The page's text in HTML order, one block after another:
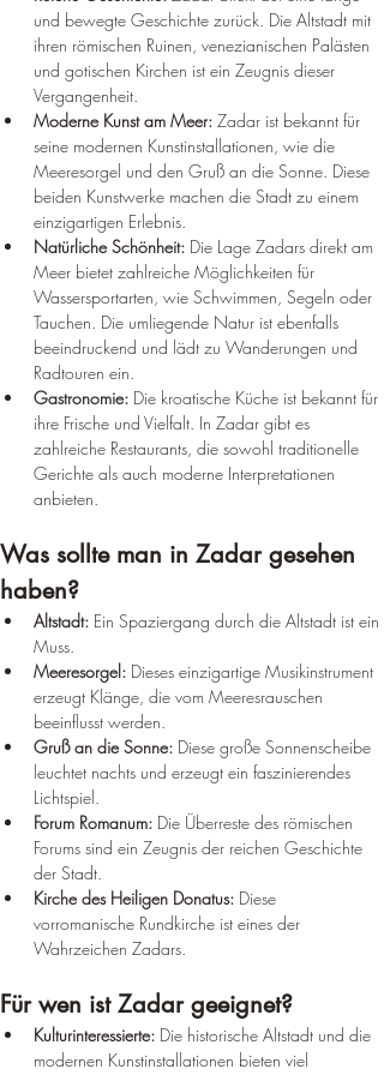
und bewegte Geschichte zurück. Die Altstadt mit
ihren römischen Ruinen, venezianischen Palästen
und gotischen Kirchen ist ein Zeugnis dieser
Vergangenheit.
Moderne Kunst am Meer: Zadar ist bekannt für
seine modernen Kunstinstallationen, wie die
Meeresorgel und den Gruß an die Sonne. Diese
beiden Kunstwerke machen die Stadt zu einem
einzigartigen Erlebnis.
Natürliche Schönheit: Die Lage Zadars direkt am
Meer bietet zahlreiche Möglichkeiten für
Wassersportarten, wie Schwimmen, Segeln oder
Tauchen. Die umliegende Natur ist ebenfalls
beeindruckend und lädt zu Wanderungen und
Radtouren ein.
Gastronomie: Die kroatische Küche ist bekannt für
ihre Frische und Vielfalt. In Zadar gibt es
zahlreiche Restaurants, die sowohl traditionelle
Gerichte als auch moderne Interpretationen
anbieten.
Was sollte man in Zadar gesehen
haben?
Altstadt: Ein Spaziergang durch die Altstadt ist ein
Muss.
Meeresorgel: Dieses einzigartige Musikinstrument
erzeugt Klänge, die vom Meeresrauschen
beeinflusst werden.
Gruß an die Sonne: Diese große Sonnenscheibe
leuchtet nachts und erzeugt ein faszinierendes
Lichtspiel.
Forum Romanum: Die Überreste des römischen
Forums sind ein Zeugnis der reichen Geschichte
der Stadt.
Kirche des Heiligen Donatus: Diese
vorromanische Rundkirche ist eines der
Wahrzeichen Zadars.
Für wen ist Zadar geeignet?
Kulturinteressierte: Die historische Altstadt und die
modernen Kunstinstallationen bieten viel